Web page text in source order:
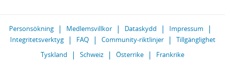
Personsökning Medlemsvillkor Dataskydd
Impressum
Integritetsverktyg
FAQ Community-riktlinjer
Tillgänglighet
Tyskland
Schweiz Österrike Frankrike